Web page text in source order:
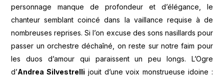
personnage manque de profondeur et d’élégance, le
chanteur semblant coincé dans la vaillance requise à de
nombreuses reprises. Si l’on excuse des sons nasillards pour
passer un orchestre déchaîné, on reste sur notre faim pour
les duos d’amour qui paraissent un peu longs. L’Ogre
d’Andrea Silvestrelli jouit d’une voix monstrueuse idoine :